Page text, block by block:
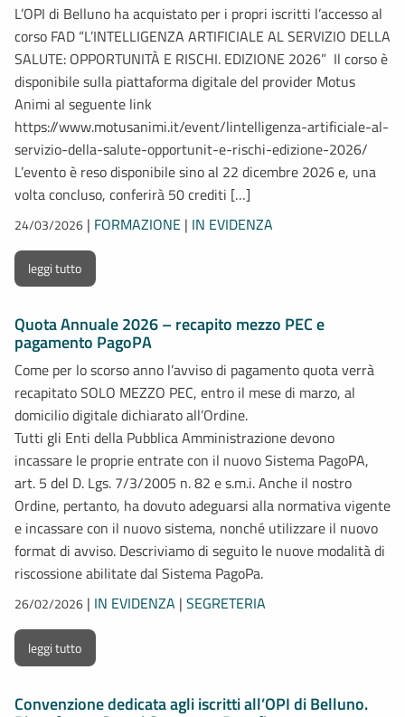
L’OPI di Belluno ha acquistato per i propri iscritti l’accesso al
corso FAD “L’INTELLIGENZA ARTIFICIALE AL SERVIZIO DELLA
SALUTE: OPPORTUNITÀ E RISCHI. EDIZIONE 2026” Il corso è
disponibile sulla piattaforma digitale del provider Motus
Animi al seguente link
https://www.motusanimi.it/event/lintelligenza-artificiale-al-
servizio-della-salute-opportunit-e-rischi-edizione-2026/
L’evento è reso disponibile sino al 22 dicembre 2026 e, una
volta concluso, conferirà 50 crediti […]
24/03/2026 | FORMAZIONE | IN EVIDENZA
leggi tutto
Quota Annuale 2026 – recapito mezzo PEC e
pagamento PagoPA
Come per lo scorso anno l’avviso di pagamento quota verrà
recapitato SOLO MEZZO PEC, entro il mese di marzo, al
domicilio digitale dichiarato all’Ordine.
Tutti gli Enti della Pubblica Amministrazione devono
incassare le proprie entrate con il nuovo Sistema PagoPA,
art. 5 del D. Lgs. 7/3/2005 n. 82 e s.m.i. Anche il nostro
Ordine, pertanto, ha dovuto adeguarsi alla normativa vigente
e incassare con il nuovo sistema, nonché utilizzare il nuovo
format di avviso. Descriviamo di seguito le nuove modalità di
riscossione abilitate dal Sistema PagoPa.
26/02/2026 | IN EVIDENZA | SEGRETERIA
leggi tutto
Convenzione dedicata agli iscritti all’OPI di Belluno.